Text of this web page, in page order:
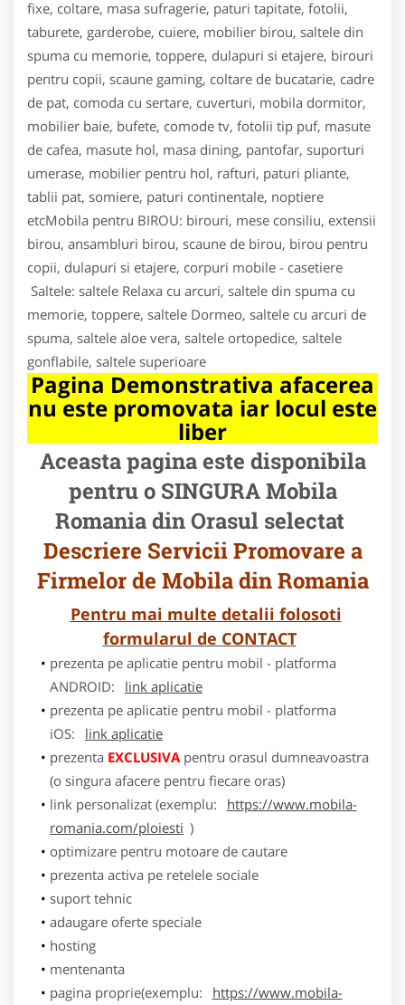
fixe, coltare, masa sufragerie, paturi tapitate, fotolii,
taburete, garderobe, cuiere, mobilier birou, saltele din
spuma cu memorie, toppere, dulapuri si etajere, birouri
pentru copii, scaune gaming, coltare de bucatarie, cadre
de pat, comoda cu sertare, cuverturi, mobila dormitor,
mobilier baie, bufete, comode tv, fotolii tip puf, masute
de cafea, masute hol, masa dining, pantofar, suporturi
umerase, mobilier pentru hol, rafturi, paturi pliante,
tablii pat, somiere, paturi continentale, noptiere
etcMobila pentru BIROU: birouri, mese consiliu, extensii
birou, ansambluri birou, scaune de birou, birou pentru
copii, dulapuri si etajere, corpuri mobile - casetiere
Saltele: saltele Relaxa cu arcuri, saltele din spuma cu
memorie, toppere, saltele Dormeo, saltele cu arcuri de
spuma, saltele aloe vera, saltele ortopedice, saltele
gonflabile, saltele superioare
Pagina Demonstrativa afacerea
nu este promovata iar locul este
liber
Aceasta pagina este disponibila
pentru o SINGURA Mobila
Romania din Orasul selectat
Descriere Servicii Promovare a
Firmelor de Mobila din Romania
Pentru mai multe detalii folosoti
formularul de CONTACT
prezenta pe aplicatie pentru mobil - platforma
ANDROID:
link aplicatie
prezenta pe aplicatie pentru mobil - platforma
iOS:
link aplicatie
prezenta EXCLUSIVApentru orasul dumneavoastra
(o singura afacere pentru fiecare oras)
link personalizat (exemplu:
https://www.mobila-
romania.com/ploiesti )
optimizare pentru motoare de cautare
prezenta activa pe retelele sociale
suport tehnic
adaugare oferte speciale
hosting
mentenanta
pagina proprie(exemplu:
https://www.mobila-